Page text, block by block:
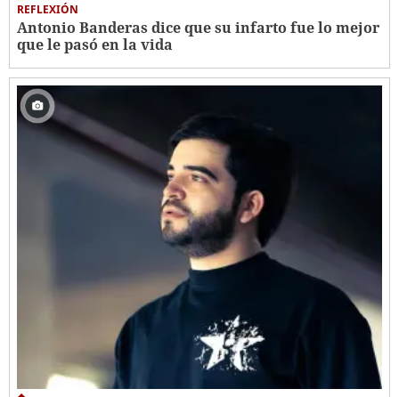
REFLEXIÓN
Antonio Banderas dice que su infarto fue lo mejor
que le pasó en la vida